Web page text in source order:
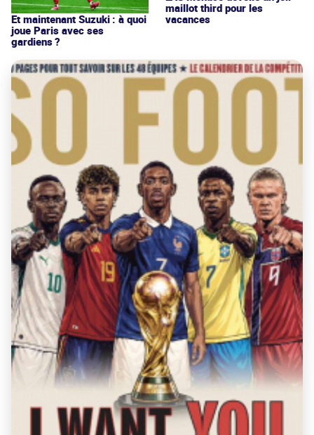
Et maintenant Suzuki : à quoi
joue Paris avec ses
gardiens ?
maillot third pour les
vacances